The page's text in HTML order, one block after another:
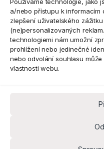
a/nebo přístupu k informacím
zlepšení uživatelského
(ne)personalizovaných
technologiemi nám umožní
prohlížení nebo jedinečné
nebo odvolání souhlasu
vlastnosti webu.
Máte